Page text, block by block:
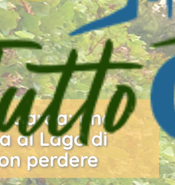
Garda: una
al Lago di
perdere